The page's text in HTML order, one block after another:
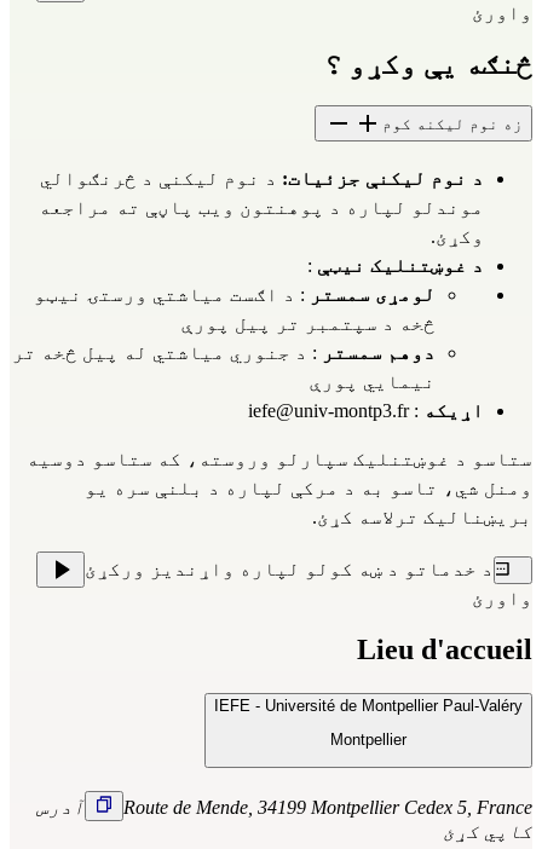
واورئ
څنګه یې وکړو ؟
زه نوم لیکنه کوم
د نوم لیکنې جزئیات:
موندلو لپاره د پوهنتون ویب پاڼې ته
وکړئ.
د غوښتنلیک نیټې :
لومړی سمستر
څخه د سپتمبر تر پیل پورې
دوهم سمستر
نیمایي پورې
اړیکه :
iefe@univ-montp3.fr
بریښنالیک ترلاسه کړئ.
د خدماتو د ښه کولو لپاره واړندیز ورکړئ
واورئ
Lieu d'accueil
IEFE - Université de Montpellier Paul-Valéry
Montpellier
Route de Mende, 34199 Montpellier Cedex 5, France
آدرس
کاپي کړئ